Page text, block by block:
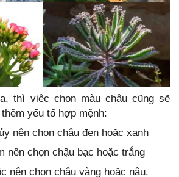
thì việc chọn màu chậu cũng sẽ
yếu tố hợp mệnh:
nên chọn chậu đen hoặc xanh
nên chọn chậu bạc hoặc trắng
nên chọn chậu vàng hoặc nâu.